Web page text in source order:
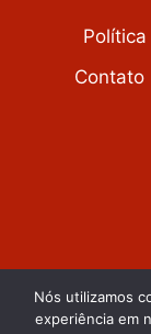
Contato
© 2026
Nós utilizamos
experiência em